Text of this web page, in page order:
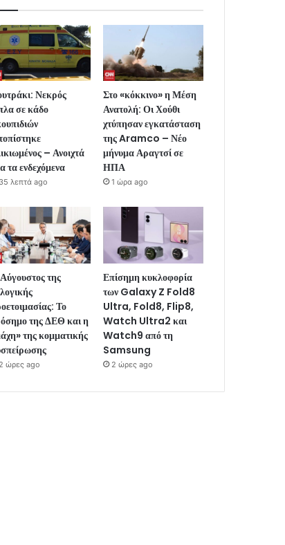
Νεκρός
σε κάδο
– Ανοιχτά
τα ενδεχόμενα
35 λεπτά ago
Στο «κόκκινο» η Μέση
Ανατολή: Οι Χούθι
χτύπησαν εγκατάσταση
της Aramco – Νέο
μήνυμα Αραγτσί σε
ΗΠΑ
1 ώρα ago
της
Το
της ΔΕΘ και η
της κομματικής
2 ώρες ago
Επίσημη κυκλοφορία
των Galaxy Z Fold8
Ultra, Fold8, Flip8,
Watch Ultra2 και
Watch9 από τη
Samsung
2 ώρες ago